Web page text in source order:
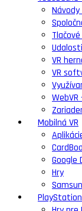
Udalosti
VR
VR
Mobilná VR
Google
Hry